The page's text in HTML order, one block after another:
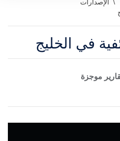
الإصدارات
في الخليج
موجزة